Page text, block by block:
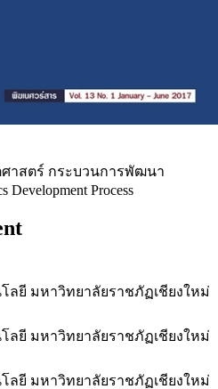
าสตร์ กระบวนการพัฒนา
Development Process
ลยี มหาวิทยาลัยราชภัฏเชียงใหม่
ลยี มหาวิทยาลัยราชภัฏเชียงใหม่
ลยี มหาวิทยาลัยราชภัฏเชียงใหม่